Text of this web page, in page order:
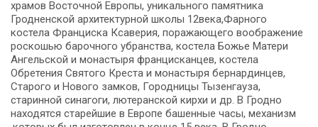
храмов Восточной Европы, уникального памятника
Гродненской архитектурной школы 12века,Фарного
костела Франциска Ксаверия, поражающего воображение
роскошью барочного убранства, костела Божье Матери
Ангельской и монастыря францисканцев, костела
Обретения Святого Креста и монастыря бернардинцев,
Старого и Нового замков, Городницы Тызенгауза,
старинной синагоги, лютеранской кирхи и др. В Гродно
находятся старейшие в Европе башенные часы, механизм